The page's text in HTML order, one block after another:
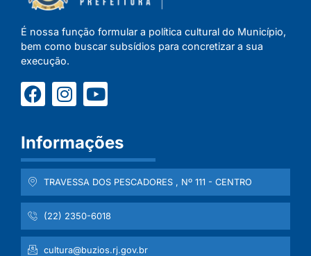
É nossa função formular a política cultural do Município,
bem como buscar subsídios para concretizar a sua
execução.
Informações
TRAVESSA DOS PESCADORES , Nº 111 - CENTRO
(22) 2350-6018
cultura@buzios.rj.gov.br